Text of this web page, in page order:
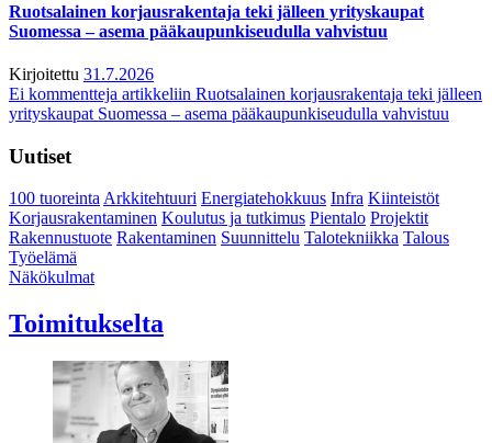
Ruotsalainen korjausrakentaja teki jälleen yrityskaupat
Suomessa – asema pääkaupunkiseudulla vahvistuu
Kirjoitettu 31.7.2026
Ei kommentteja artikkeliin Ruotsalainen korjausrakentaja teki jälleen
yrityskaupat Suomessa – asema pääkaupunkiseudulla vahvistuu
Uutiset
100 tuoreintaArkkitehtuuri Energiatehokkuus Infra Kiinteistöt
Korjausrakentaminen Koulutus ja tutkimus Pientalo Projektit
Rakennustuote Rakentaminen Suunnittelu Talotekniikka Talous
Työelämä
Näkökulmat
Toimitukselta